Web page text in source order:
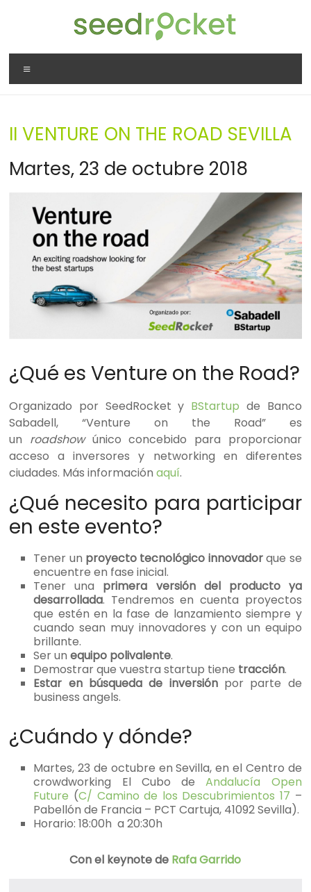
SeedRocket
La
que
en
startups
fase
II VENTURE ON THE ROAD SEVILLA
Martes, 23 de octubre 2018
¿Qué es Venture on the Road?
Organizado por SeedRocket y BStartup de Banco
Sabadell, “Venture on the Road” es
un roadshowúnico concebido para proporcionar
acceso a inversores y networking en diferentes
ciudades. Más informaciónaquí.
¿Qué necesito para participar
en este evento?
Tener un proyecto tecnológico innovadorque se
encuentre en fase inicial.
Tener una primera versión del producto ya
desarrollada. Tendremos en cuenta proyectos
que estén en la fase de lanzamiento siempre y
cuando sean muy innovadores y con un equipo
brillante.
Ser unequipo polivalente.
Demostrar que vuestra startup tiene tracción.
Estar en búsqueda de inversiónpor parte de
business angels.
¿Cuándo y dónde?
Martes, 23 de octubre en Sevilla, en el Centro de
crowdworking El Cubo deAndalucía Open
Future (C/ Camino de los Descubrimientos 17 –
Pabellón de Francia – PCT Cartuja, 41092 Sevilla).
Horario: 18:00h a 20:30h
Con el keynote de Rafa Garrido